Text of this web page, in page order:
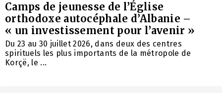
Camps de jeunesse de l’Église
orthodoxe autocéphale d’Albanie –
« un investissement pour l’avenir »
Du 23 au 30 juillet 2026, dans deux des centres
spirituels les plus importants de la métropole de
Korçë, le ...